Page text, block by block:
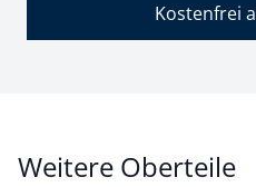
Kostenfrei
Weitere Oberteile